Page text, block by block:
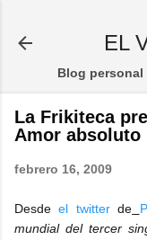
EL
Blog personal
La Frikiteca
Amor absoluto
febrero 16, 2009
Desdeel twitterde
mundial del tercer